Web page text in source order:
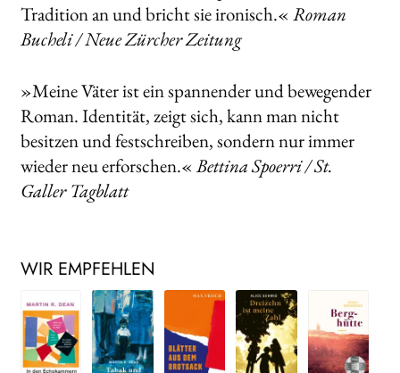
Tradition an und bricht sie ironisch.« Roman
Bucheli / Neue Zürcher Zeitung
»Meine Väter ist ein spannender und bewegender
Roman. Identität, zeigt sich, kann man nicht
besitzen und festschreiben, sondern nur immer
wieder neu erforschen.«Bettina Spoerri / St.
Galler Tagblatt
WIR EMPFEHLEN